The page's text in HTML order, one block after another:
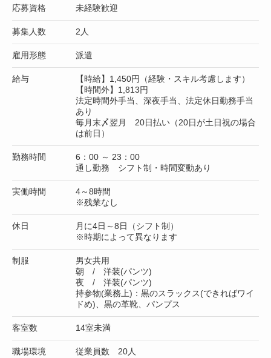
応募資格 未経験歓迎
募集人数 2人
雇用形態 派遣
給与
【時給】1,450円（経験・スキル考慮します）
【時間外】1,813円
法定時間外手当、深夜手当、法定休日勤務手当
あり
毎月末〆翌月 20日払い（20日が土日祝の場合
は前日）
勤務時間
6：00 ～ 23：00
通し勤務 シフト制・時間変動あり
実働時間
4～8時間
※残業なし
休日
月に4日～8日（シフト制）
※時期によって異なります
制服
男女共用
朝 / 洋装(パンツ)
夜 / 洋装(パンツ)
持参物(業務上)：黒のスラックス(できればワイ
ドめ)、黒の革靴、パンプス
客室数 14室未満
職場環境
従業員数 20人